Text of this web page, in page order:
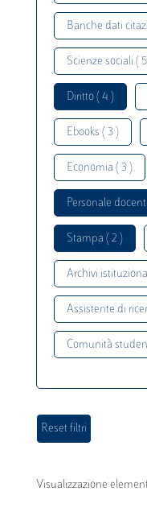
Banche dati
Scienze sociali (
Diritto ( 4 )
Ebooks ( 3 )
Economia ( 3 )
Personale
Stampa ( 2 )
Archivi
Assistente di
Comunità
Visualizzazione